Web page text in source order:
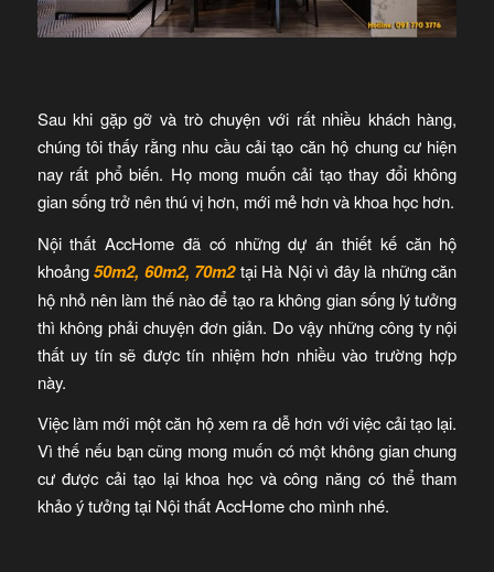
Sau khi gặp gỡ và trò chuyện với rất nhiều khách hàng,
chúng tôi thấy rằng nhu cầu cải tạo căn hộ chung cư hiện
nay rất phổ biến. Họ mong muốn cải tạo thay đổi không
gian sống trở nên thú vị hơn, mới mẻ hơn và khoa học hơn.
Nội thất AccHome đã có những dự án thiết kế căn hộ
khoảng50m2, 60m2, 70m2tại Hà Nội vì đây là những căn
hộ nhỏ nên làm thế nào để tạo ra không gian sống lý tưởng
thì không phải chuyện đơn giản. Do vậy những công ty nội
thất uy tín sẽ được tín nhiệm hơn nhiều vào trường hợp
này.
Việc làm mới một căn hộ xem ra dễ hơn với việc cải tạo lại.
Vì thế nếu bạn cũng mong muốn có một không gian chung
cư được cải tạo lại khoa học và công năng có thể tham
khảo ý tưởng tại Nội thất AccHome cho mình nhé.